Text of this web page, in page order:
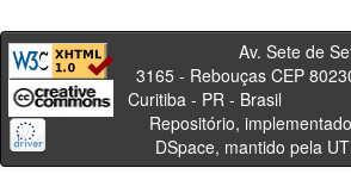
Av. Sete de
3165 - Rebouças CEP
Curitiba - PR -
Repositório,
DSpace, mantido pela